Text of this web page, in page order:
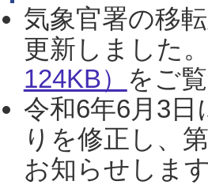
気象官署の移
更新しました
124KB） をご
令和6年6月3
りを修正し、
お知らせしま